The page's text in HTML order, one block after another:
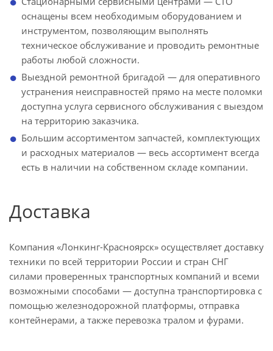
оснащены всем необходимым оборудованием и
инструментом, позволяющим выполнять
техническое обслуживание и проводить ремонтные
работы любой сложности.
Выездной ремонтной бригадой — для оперативного
устранения неисправностей прямо на месте поломки
доступна услуга сервисного обслуживания с выездом
на территорию заказчика.
Большим ассортиментом запчастей, комплектующих
и расходных материалов — весь ассортимент всегда
есть в наличии на собственном складе компании.
Доставка
Компания «Лонкинг-Красноярск» осуществляет доставку
техники по всей территории России и стран СНГ
силами проверенных транспортных компаний и всеми
возможными способами — доступна транспортировка с
помощью железнодорожной платформы, отправка
контейнерами, а также перевозка тралом и фурами.